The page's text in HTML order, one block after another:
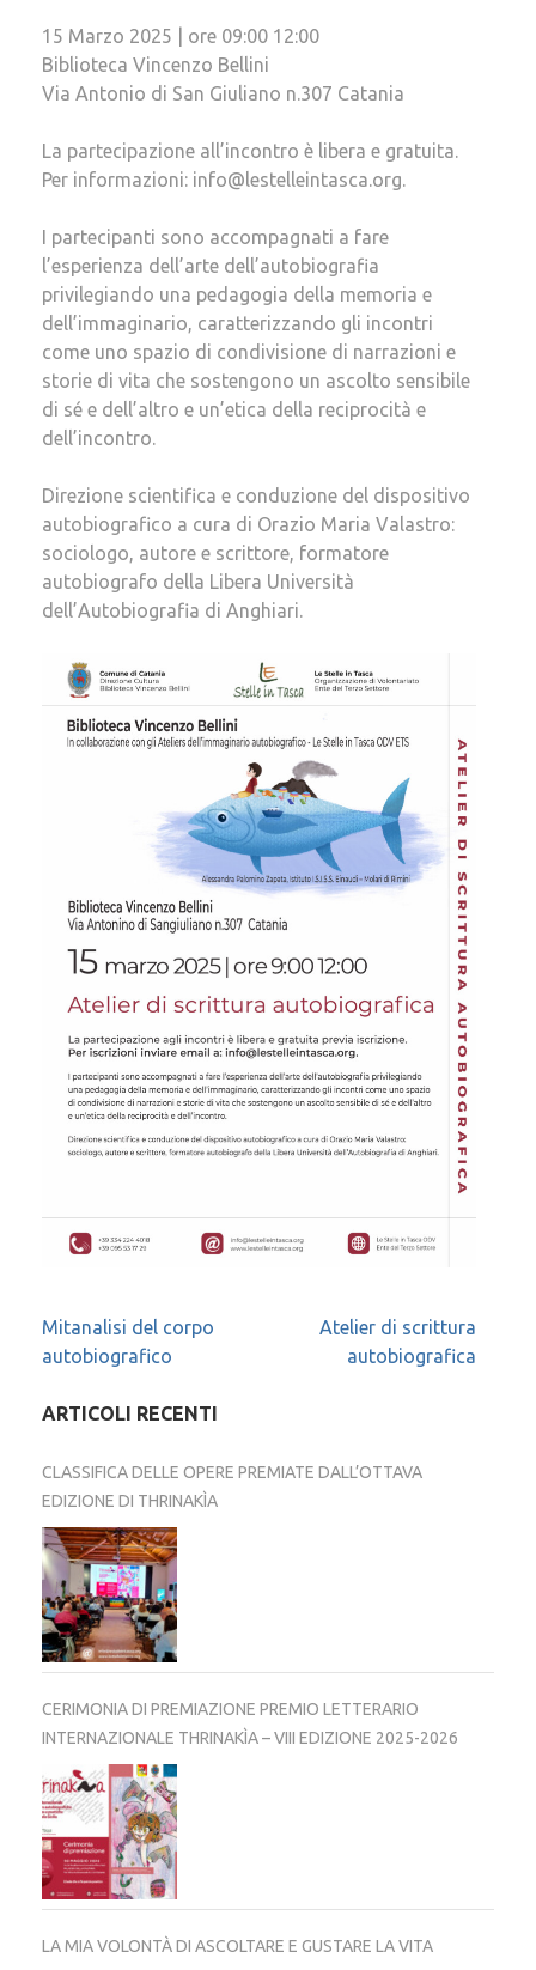
15 Marzo 2025 | ore 09:00 12:00
Biblioteca Vincenzo Bellini
Via Antonio di San Giuliano n.307 Catania
La partecipazione all’incontro è libera e gratuita.
Per informazioni: info@lestelleintasca.org.
I partecipanti sono accompagnati a fare
l’esperienza dell’arte dell’autobiografia
privilegiando una pedagogia della memoria e
dell’immaginario, caratterizzando gli incontri
come uno spazio di condivisione di narrazioni e
storie di vita che sostengono un ascolto sensibile
di sé e dell’altro e un’etica della reciprocità e
dell’incontro.
Direzione scientifica e conduzione del dispositivo
autobiografico a cura di Orazio Maria Valastro:
sociologo, autore e scrittore, formatore
autobiografo della Libera Università
dell’Autobiografia di Anghiari.
Navigazione
articoli
Mitanalisi del corpo
autobiografico
Atelier di scrittura
autobiografica
ARTICOLI RECENTI
CLASSIFICA DELLE OPERE PREMIATE DALL’OTTAVA
EDIZIONE DI THRINAKÌA
CERIMONIA DI PREMIAZIONE PREMIO LETTERARIO
INTERNAZIONALE THRINAKÌA – VIII EDIZIONE 2025-2026
LA MIA VOLONTÀ DI ASCOLTARE E GUSTARE LA VITA